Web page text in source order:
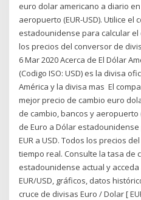
euro dolar americano a diario
aeropuerto (EUR-USD). Utilice el
estadounidense para calcular el
los precios del conversor de
6 Mar 2020 Acerca de El Dólar
(Codigo ISO: USD) es la divisa
América y la divisa mas El
mejor precio de cambio euro
de cambio, bancos y aeropuerto
de Euro a Dólar
EUR a USD. Todos los precios
tiempo real. Consulte la tasa de
estadounidense actual y
EUR/USD, gráficos, datos
cruce de divisas Euro / Dolar [